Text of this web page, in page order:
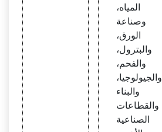
المياه،
وصناعة
الورق،
والبترول،
والفحم،
والجيولوجيا،
والبناء
والقطاعات
الصناعية